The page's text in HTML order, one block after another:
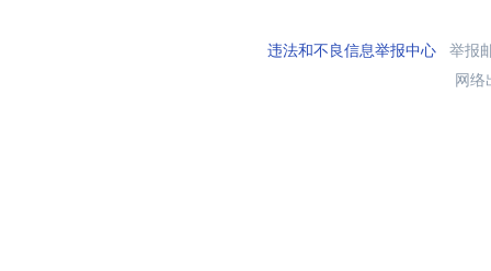
违法和不良信息举报中心举报
网